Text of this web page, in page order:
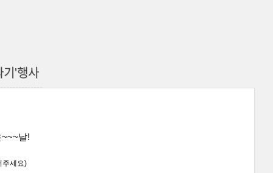
기'행사
날!
주세요)